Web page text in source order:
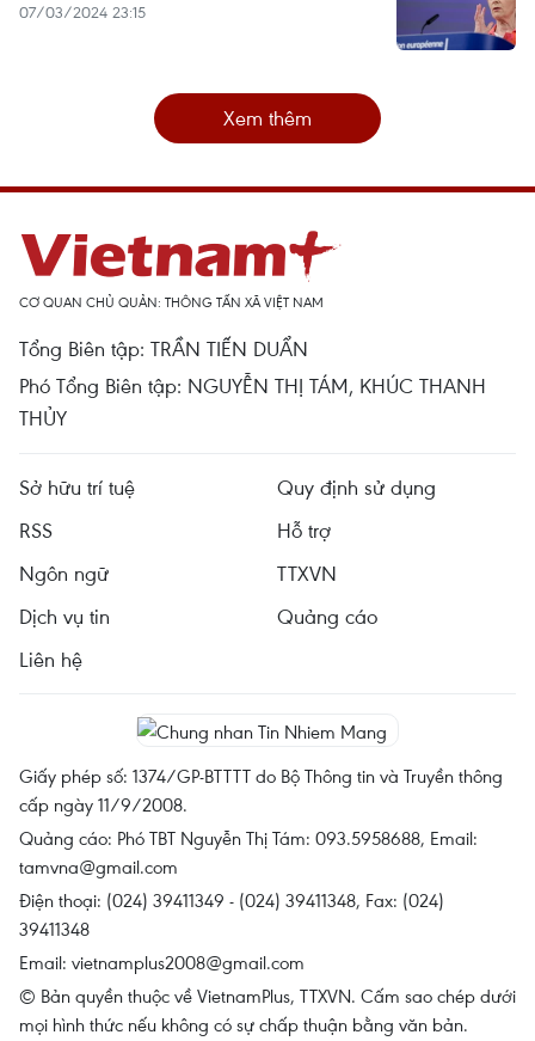
07/03/2024 23:15
Xem thêm
CƠ QUAN CHỦ QUẢN: THÔNG TẤN XÃ VIỆT NAM
Tổng Biên tập: TRẦN TIẾN DUẨN
Phó Tổng Biên tập: NGUYỄN THỊ TÁM, KHÚC THANH
THỦY
Sở hữu trí tuệ
Quy định sử dụng
RSS
Hỗ trợ
Ngôn ngữ
TTXVN
Dịch vụ tin
Quảng cáo
Liên hệ
Giấy phép số: 1374/GP-BTTTT do Bộ Thông tin và Truyền thông
cấp ngày 11/9/2008.
Quảng cáo: Phó TBT Nguyễn Thị Tám: 093.5958688, Email:
tamvna@gmail.com
Điện thoại: (024) 39411349 - (024) 39411348, Fax: (024)
39411348
Email: vietnamplus2008@gmail.com
© Bản quyền thuộc về VietnamPlus, TTXVN. Cấm sao chép dưới
mọi hình thức nếu không có sự chấp thuận bằng văn bản.